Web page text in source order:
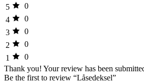
5
0
4
0
3
0
2
0
1
0
Thank you! Your review has been
Be the first to review “Låsedeksel”